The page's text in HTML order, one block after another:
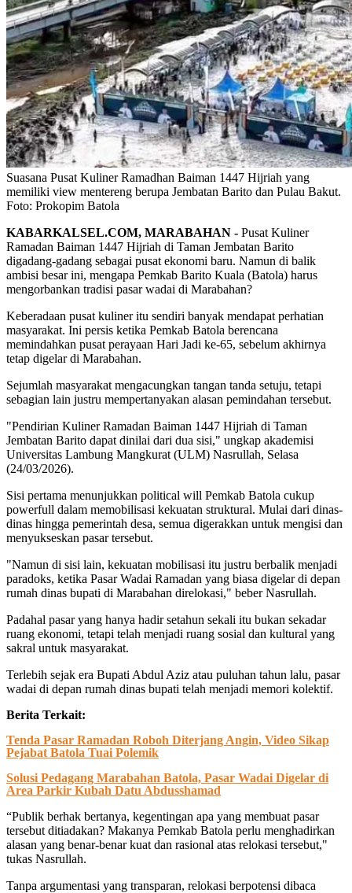
Suasana Pusat Kuliner Ramadhan Baiman 1447 Hijriah yang
memiliki view mentereng berupa Jembatan Barito dan Pulau Bakut.
Foto: Prokopim Batola
KABARKALSEL.COM, MARABAHAN - Pusat Kuliner
Ramadan Baiman 1447 Hijriah di Taman Jembatan Barito
digadang-gadang sebagai pusat ekonomi baru. Namun di balik
ambisi besar ini, mengapa Pemkab Barito Kuala (Batola) harus
mengorbankan tradisi pasar wadai di Marabahan?
Keberadaan pusat kuliner itu sendiri banyak mendapat perhatian
masyarakat. Ini persis ketika Pemkab Batola berencana
memindahkan pusat perayaan Hari Jadi ke-65, sebelum akhirnya
tetap digelar di Marabahan.
Sejumlah masyarakat mengacungkan tangan tanda setuju, tetapi
sebagian lain justru mempertanyakan alasan pemindahan tersebut.
"Pendirian Kuliner Ramadan Baiman 1447 Hijriah di Taman
Jembatan Barito dapat dinilai dari dua sisi," ungkap akademisi
Universitas Lambung Mangkurat (ULM) Nasrullah, Selasa
(24/03/2026).
Sisi pertama menunjukkan political will Pemkab Batola cukup
powerfull dalam memobilisasi kekuatan struktural. Mulai dari dinas-
dinas hingga pemerintah desa, semua digerakkan untuk mengisi dan
menyukseskan pasar tersebut.
"Namun di sisi lain, kekuatan mobilisasi itu justru berbalik menjadi
paradoks, ketika Pasar Wadai Ramadan yang biasa digelar di depan
rumah dinas bupati di Marabahan direlokasi," beber Nasrullah.
Padahal pasar yang hanya hadir setahun sekali itu bukan sekadar
ruang ekonomi, tetapi telah menjadi ruang sosial dan kultural yang
sakral untuk masyarakat.
Terlebih sejak era Bupati Abdul Aziz atau puluhan tahun lalu, pasar
wadai di depan rumah dinas bupati telah menjadi memori kolektif.
Berita Terkait:
Tenda Pasar Ramadan Roboh Diterjang Angin, Video Sikap
Pejabat Batola Tuai Polemik
Solusi Pedagang Marabahan Batola, Pasar Wadai Digelar di
Area Parkir Kubah Datu Abdusshamad
“Publik berhak bertanya, kegentingan apa yang membuat pasar
tersebut ditiadakan? Makanya Pemkab Batola perlu menghadirkan
alasan yang benar-benar kuat dan rasional atas relokasi tersebut,"
tukas Nasrullah.
Tanpa argumentasi yang transparan, relokasi berpotensi dibaca